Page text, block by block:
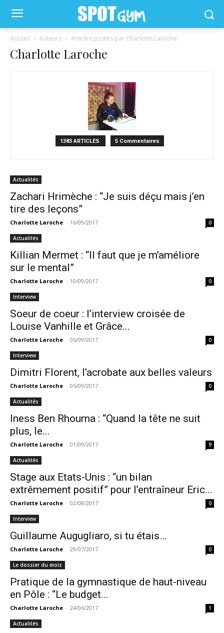
Accueil Auteurs Articles postés par Charlotte Laroche
Charlotte Laroche
1383 ARTICLES 5 Commentaires
Actualités
Zachari Hrimèche : “Je suis déçu mais j’en
tire des leçons”
Charlotte Laroche - 16/09/2017 0
Actualités
Killian Mermet : “Il faut que je m’améliore
sur le mental”
Charlotte Laroche - 10/09/2017 0
Interview
Soeur de coeur : l’interview croisée de
Louise Vanhille et Grâce...
Charlotte Laroche - 06/09/2017 0
Interview
Dimitri Florent, l’acrobate aux belles valeurs
Charlotte Laroche - 05/09/2017 0
Actualités
Iness Ben Rhouma : “Quand la tête ne suit
plus, le...
Charlotte Laroche - 01/09/2017 9
Actualités
Stage aux Etats-Unis : “un bilan
extrêmement positif” pour l’entraîneur Eric...
Charlotte Laroche - 02/08/2017 0
Interview
Guillaume Augugliaro, si tu étais…
Charlotte Laroche - 29/07/2017 0
Le dossier du mois
Pratique de la gymnastique de haut-niveau
en Pôle : “Le budget...
Charlotte Laroche - 24/06/2017 1
Actualités